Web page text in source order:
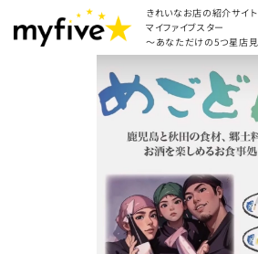
きれいなお店の紹介サイ
マイファイブスター
～あなただけの5つ星店